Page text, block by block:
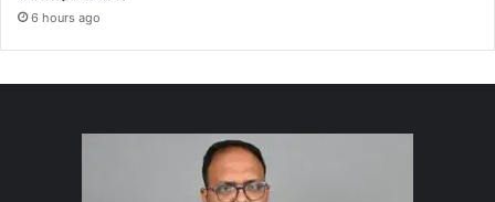
6 hours ago